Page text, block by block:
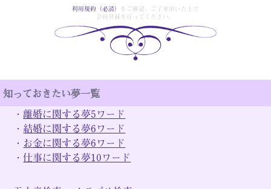
利用規約（必読）
をご確認、ご了承頂いた上で
会員登録を行ってください。
知っておきたい夢一覧
・ 離婚に関する夢5ワード
・ 結婚に関する夢6ワード
・ お金に関する夢6ワード
・仕事に関する夢10ワード